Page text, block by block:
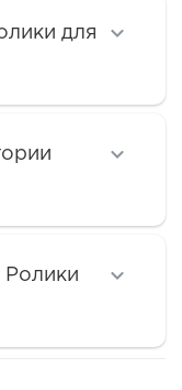
для
Ролики